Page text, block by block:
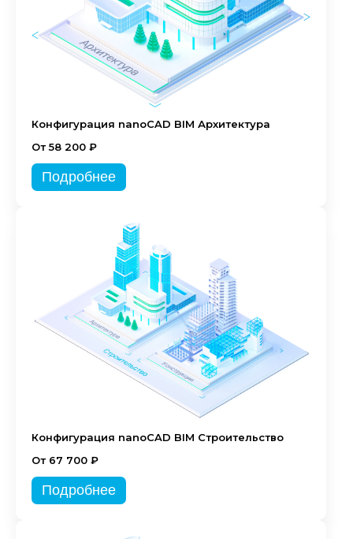
Конфигурация nanoCAD BIM Архитектура
От 58 200 ₽
Подробнее
Конфигурация nanoCAD BIM Строительство
От 67 700 ₽
Подробнее